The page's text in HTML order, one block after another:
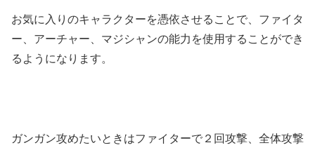
お気に入りのキャラクターを憑依させることで、ファイタ
ー、アーチャー、マジシャンの能力を使用することができ
るようになります。
ガンガン攻めたいときはファイターで２回攻撃、全体攻撃